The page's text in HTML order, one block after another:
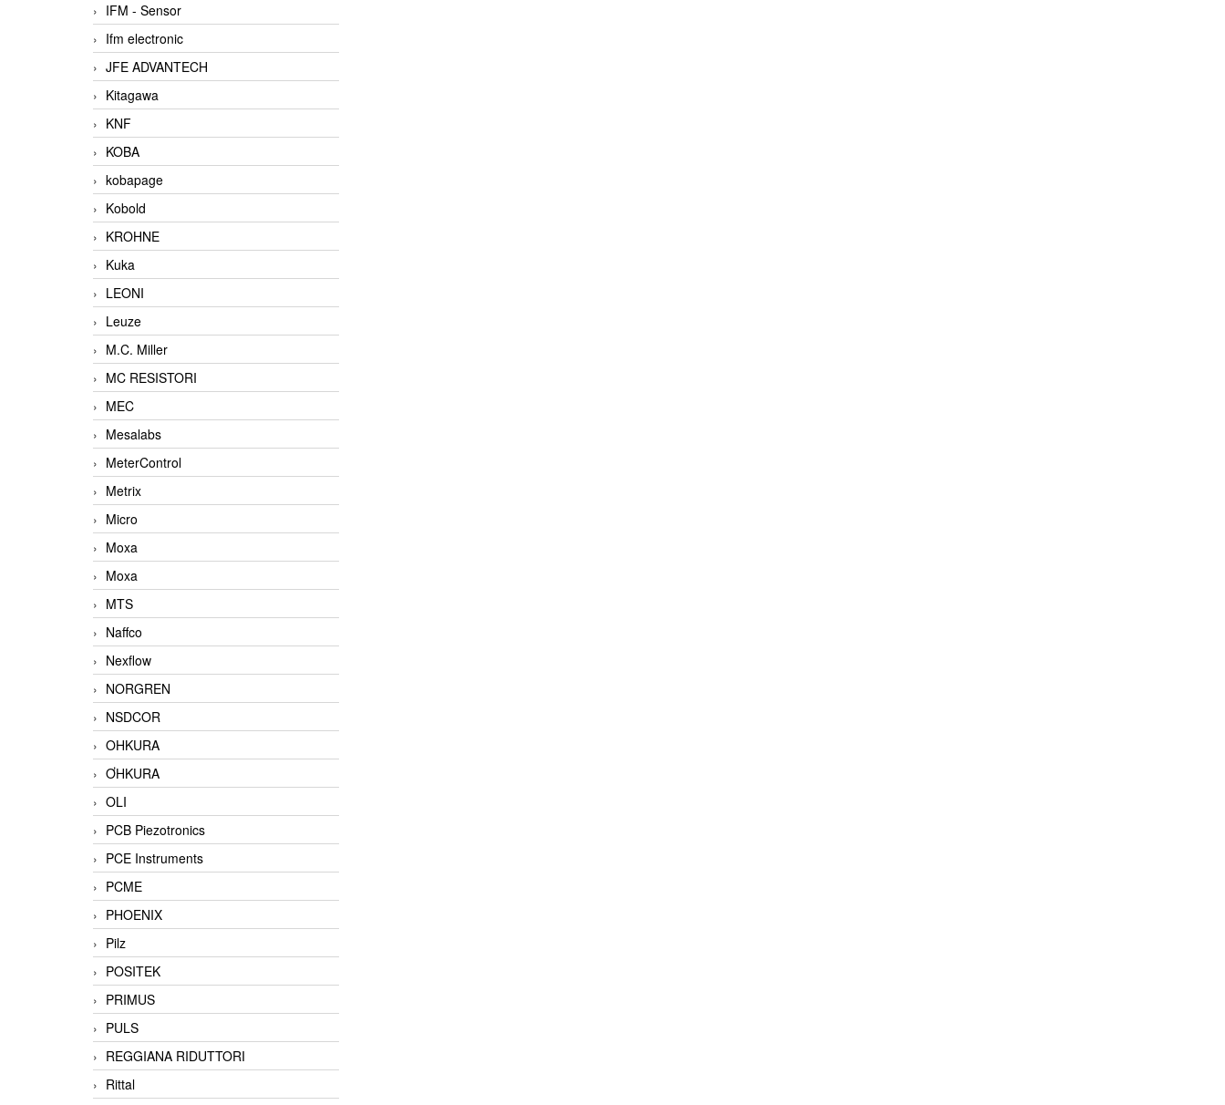
IFM - Sensor
Ifm electronic
JFE ADVANTECH
Kitagawa
KNF
KOBA
kobapage
Kobold
KROHNE
Kuka
LEONI
Leuze
M.C. Miller
MC RESISTORI
MEC
Mesalabs
MeterControl
Metrix
Micro
Moxa
Moxa
MTS
Naffco
Nexflow
NORGREN
NSDCOR
OHKURA
ƠHKURA
OLI
PCB Piezotronics
PCE Instruments
PCME
PHOENIX
Pilz
POSITEK
PRIMUS
PULS
REGGIANA RIDUTTORI
Rittal